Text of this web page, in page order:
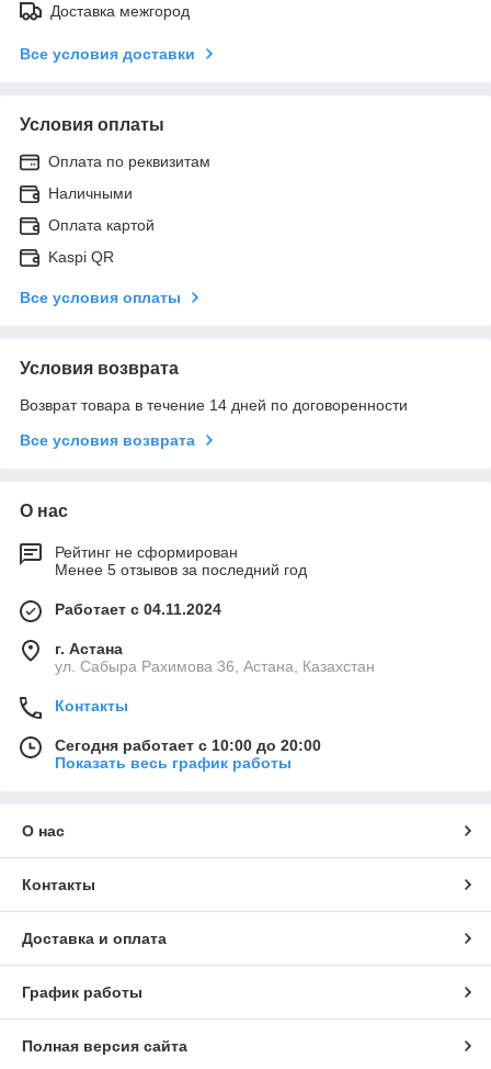
Доставка межгород
Все условия доставки
Условия оплаты
Оплата по реквизитам
Наличными
Оплата картой
Kaspi QR
Все условия оплаты
Условия возврата
Возврат товара в течение 14 дней по договоренности
Все условия возврата
О нас
Рейтинг не сформирован
Менее 5 отзывов за последний год
Работает с 04.11.2024
г. Астана
ул. Сабыра Рахимова 36, Астана, Казахстан
Контакты
Сегодня работает с 10:00 до 20:00
Показать весь график работы
О нас
Контакты
Доставка и оплата
График работы
Полная версия сайта